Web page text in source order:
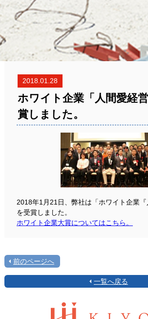
2018.01.28
ホワイト企業「人間愛経
賞しました。
2018年1月21日、弊社は「ホワイト企業『
を受賞しました。
ホワイト企業大賞についてはこちら。
前のページへ
一覧へ戻る